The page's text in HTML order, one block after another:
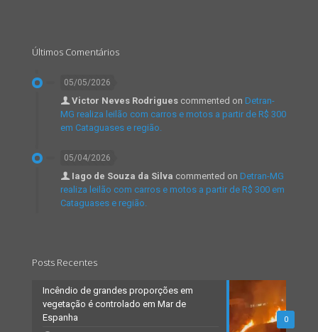
Últimos Comentários
05/05/2026
Victor Neves Rodrigues commented on Detran-
MG realiza leilão com carros e motos a partir de R$ 300
em Cataguases e região.
05/04/2026
Iago de Souza da Silva commented on Detran-MG
realiza leilão com carros e motos a partir de R$ 300 em
Cataguases e região.
Posts Recentes
0
Incêndio de grandes proporções em
vegetação é controlado em Mar de
Espanha